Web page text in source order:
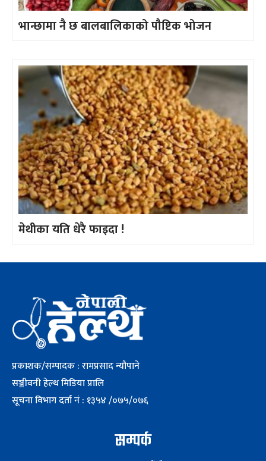
भान्छामा नै छ बालबालिकाको पौष्टिक भोजन
मेथीका यति धेरै फाइदा !
प्रकाशक/सम्पादक : रामप्रसाद न्यौपाने
सञ्जीवनी हेल्थ मिडिया प्रालि
सूचना विभाग दर्ता नं : १३५४ /०७५/०७६
सम्पर्क